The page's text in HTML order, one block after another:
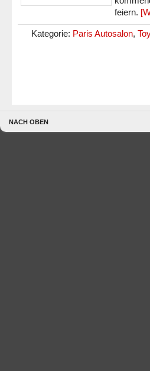
feiern.
Kategorie: Paris Autosalon,
NACH OBEN